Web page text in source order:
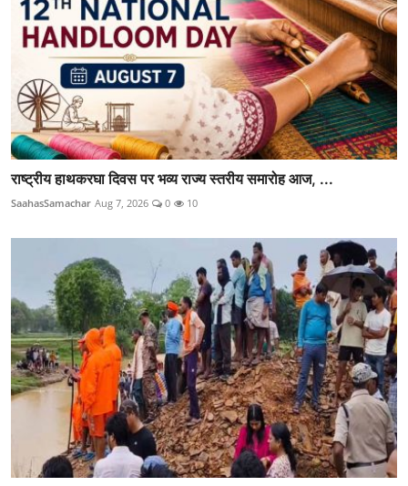
राष्ट्रीय हाथकरघा दिवस पर भव्य राज्य स्तरीय समारोह आज, ...
SaahasSamachar Aug 7, 2026 0 10